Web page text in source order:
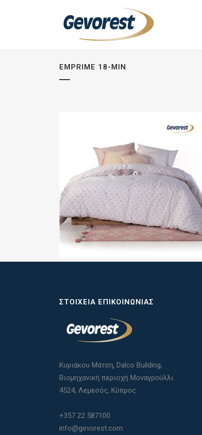
EMPRIME 18-MIN
ΣΤΟΙΧΕΊΑ ΕΠΙΚΟΙΝΩΝΊΑΣ
Κυριάκου Μάτση, Dalco Building,
Βιομηχανική περιοχή Μοναγρούλλι
4524, Λεμεσός, Κύπρος
+357 22 587100
info@gevorest.com